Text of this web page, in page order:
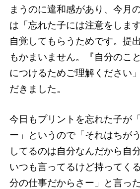
まうのに違和感があり、今月
は「忘れた子には注意をしま
自覚してもらうためです。提
もかまいません。『自分のこ
につけるためご理解ください
だきました。
今日もプリントを忘れた子が
ー」というので「それはちが
してるのは自分なんだから自
いつも言ってるけど持ってく
分の仕事だからさー」と言っ